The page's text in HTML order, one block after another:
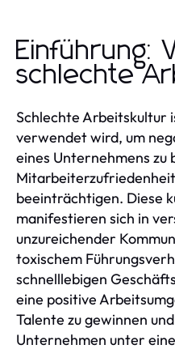
Einführung:
schlechte
Schlechte Arbeitskultur
verwendet wird, um
eines Unternehmens zu
beeinträchtigen. Diese
manifestieren sich in
unzureichender
toxischem
schnelllebigen
eine positive
Talente zu gewinnen
Unternehmen unter